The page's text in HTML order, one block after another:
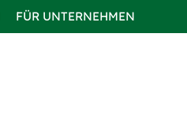
FÜR UNTERNEHMEN